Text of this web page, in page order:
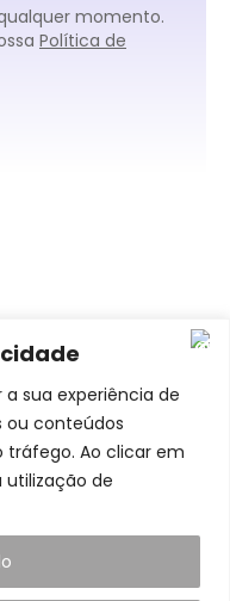
sua experiência de
ou conteúdos
tráfego. Ao clicar em
utilização de
momento.
Política de
de Nós